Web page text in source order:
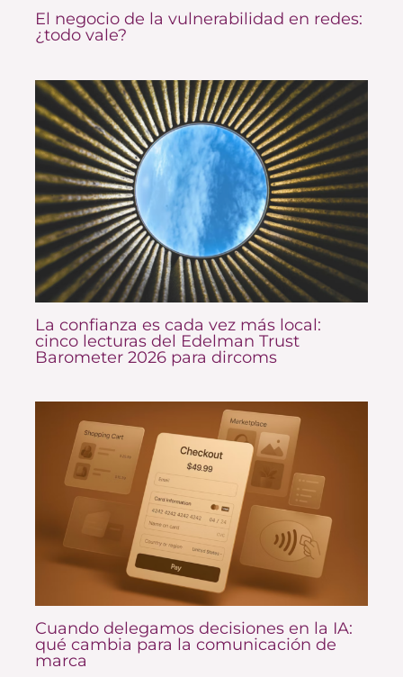
El negocio de la vulnerabilidad en redes:
¿todo vale?
La confianza es cada vez más local:
cinco lecturas del Edelman Trust
Barometer 2026 para dircoms
Cuando delegamos decisiones en la IA:
qué cambia para la comunicación de
marca